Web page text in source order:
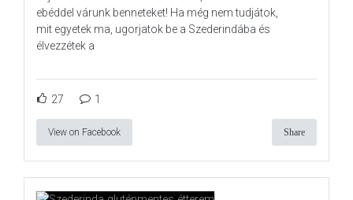
ebéddel várunk benneteket! Ha még nem tudjátok,
mit egyetek ma, ugorjatok be a Szederindába és
élvezzétek a
27 1
View on Facebook Share